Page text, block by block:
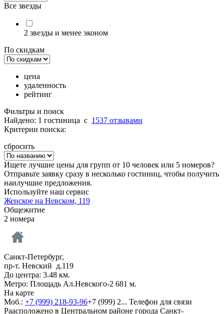
Все звезды
2 звезды и менее эконом
По скидкам
цена
удаленность
рейтинг
Фильтры и поиск
Найдено: 1 гостиница c 1537 отзывами
Критерии поиска:
сбросить
Ищете лучшие цены для групп от 10 человек или 5 номеров?
Отправьте заявку сразу в несколько гостиниц, чтобы получить
наилучшие предложения.
Используйте наш сервис
Женское на Невском, 119
Общежитие
2 номера
Санкт-Петербург,
пр-т. Невский д.119
До центра: 3.48 км.
Метро: Площадь Ал.Невского-2 681 м.
На карте
Моб.: +7 (999) 218-93-96+7 (999) 2... Телефон для связи
Раасположено в Центральном районе города Санкт-